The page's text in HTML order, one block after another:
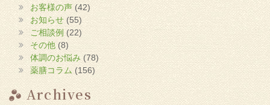
お客様の声 (42)
お知らせ(55)
ご相談例(22)
その他(8)
体調のお悩み(78)
薬膳コラム (156)
Archives